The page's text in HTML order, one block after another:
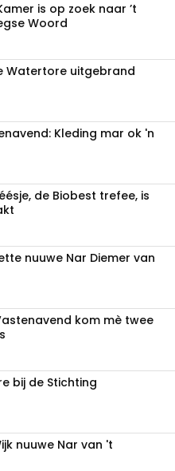
is op zoek naar ’t
Woord
Watertore uitgebrand
Kleding mar ok 'n
de Biobest trefee, is
nuuwe Nar Diemer van
kom mè twee
bij de Stichting
nuuwe Nar van 't